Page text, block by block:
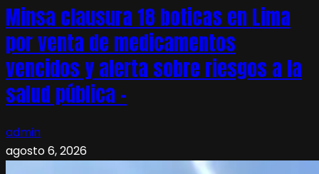
Minsa clausura 18 boticas en Lima
por venta de medicamentos
vencidos y alerta sobre riesgos a la
salud pública –
admin
agosto 6, 2026